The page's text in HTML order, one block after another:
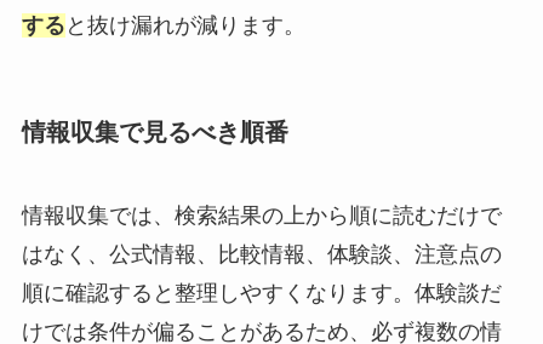
する と抜け漏れが減ります。
情報収集で見るべき順番
情報収集では、検索結果の上から順に読むだけで
はなく、公式情報、比較情報、体験談、注意点の
順に確認すると整理しやすくなります。体験談だ
けでは条件が偏ることがあるため、必ず複数の情